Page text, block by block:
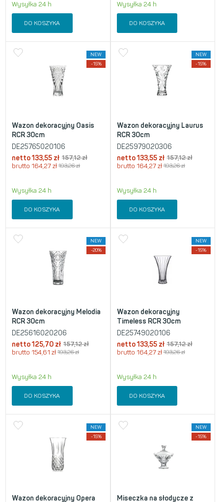
Wysyłka 24 h
DO KOSZYKA
Wysyłka 24 h
DO KOSZYKA
NEW
-15%
Wazon dekoracyjny Oasis
RCR 30cm
DE25765020106
netto133,55 zł 157,12zł
brutto 164,27 zł 193,26zł
Wysyłka 24 h
DO KOSZYKA
NEW
-15%
Wazon dekoracyjny Laurus
RCR 30cm
DE25979020306
netto 133,55 zł 157,12zł
brutto 164,27 zł 193,26zł
Wysyłka 24 h
DO KOSZYKA
NEW
-20%
Wazon dekoracyjny Melodia
RCR 30cm
DE25616020206
netto125,70 zł 157,12zł
brutto 154,61 zł 193,26zł
Wysyłka 24 h
DO KOSZYKA
NEW
-15%
Wazon dekoracyjny
Timeless RCR 30cm
DE25749020106
netto 133,55 zł 157,12zł
brutto 164,27 zł 193,26zł
Wysyłka 24 h
DO KOSZYKA
NEW
-15%
Wazon dekoracyjny Opera
NEW
-15%
Miseczka na słodycze z